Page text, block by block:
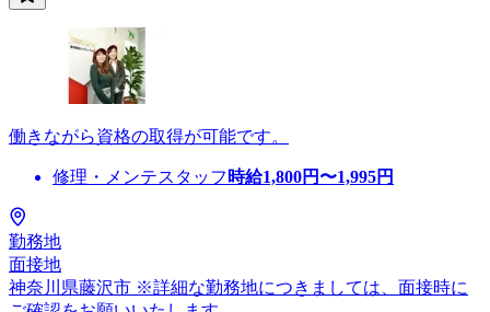
働きながら資格の取得が可能です。
修理・メンテスタッフ 時給1,800円〜1,995円
勤務地
面接地
神奈川県藤沢市 ※詳細な勤務地につきましては、面接時に